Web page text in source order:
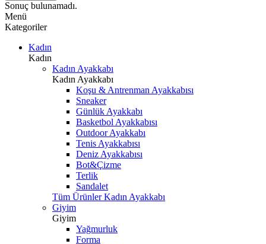
Sonuç bulunamadı.
Menü
Kategoriler
Kadın
Kadın
Kadın Ayakkabı
Kadın Ayakkabı
Koşu & Antrenman Ayakkabısı
Sneaker
Günlük Ayakkabı
Basketbol Ayakkabısı
Outdoor Ayakkabı
Tenis Ayakkabısı
Deniz Ayakkabısı
Bot&Çizme
Terlik
Sandalet
Tüm Ürünler Kadın Ayakkabı
Giyim
Giyim
Yağmurluk
Forma